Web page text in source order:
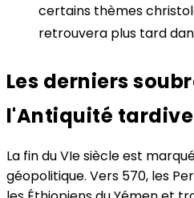
certains thèmes
retrouvera plus tard
Les derniers
l'Antiquité tardive
La fin du VIe siècle est
géopolitique. Vers 570, les